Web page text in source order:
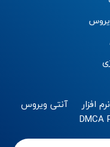
افزار
آنتی ویروس
DMCA